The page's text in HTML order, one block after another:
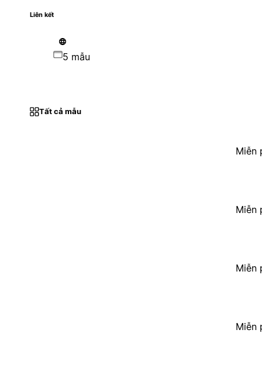
Liên kết
5 mẫu
Tất cả mẫu
Miễn
Miễn
Miễn
Miễn